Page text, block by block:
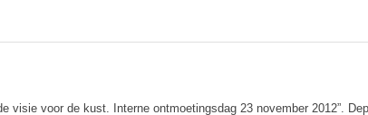
visie voor de kust. Interne ontmoetingsdag 23 november 2012”.